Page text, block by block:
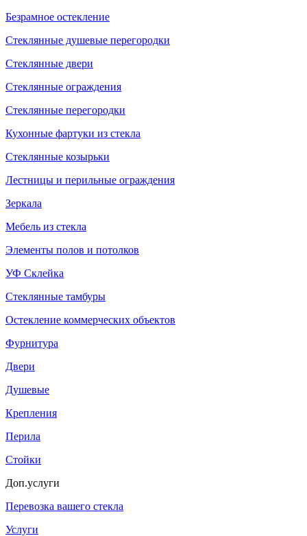
Безрамное остекление
Стеклянные душевые перегородки
Стеклянные двери
Стеклянные ограждения
Стеклянные перегородки
Кухонные фартуки из стекла
Стеклянные козырьки
Лестницы и перильные ограждения
Зеркала
Мебель из стекла
Элементы полов и потолков
УФ Склейка
Стеклянные тамбуры
Остекление коммерческих объектов
Фурнитура
Двери
Душевые
Крепления
Перила
Стойки
Доп.услуги
Перевозка вашего стекла
Услуги